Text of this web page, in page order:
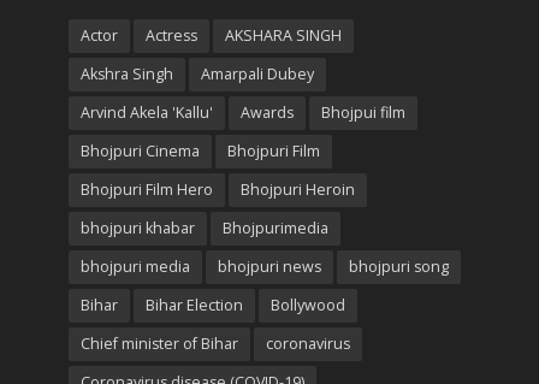
Actor Actress
AKSHARA SINGH
Akshra Singh
Amarpali Dubey
Arvind Akela 'Kallu'
Awards
Bhojpui film
Bhojpuri Cinema
Bhojpuri Film
Bhojpuri Film Hero
Bhojpuri Heroin
bhojpuri khabar
Bhojpurimedia
bhojpuri media
bhojpuri news
bhojpuri song
Bihar
Bihar Election
Bollywood
Chief minister of Bihar
coronavirus